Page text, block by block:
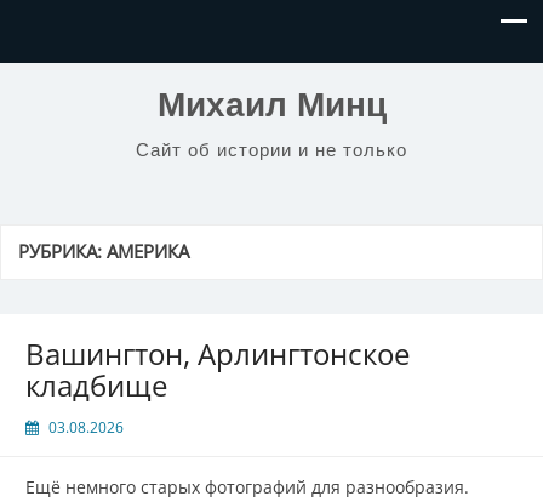
Михаил Минц
Сайт об истории и не только
РУБРИКА:АМЕРИКА
Вашингтон, Арлингтонское
кладбище
03.08.2026
Ещё немного старых фотографий для разнообразия.